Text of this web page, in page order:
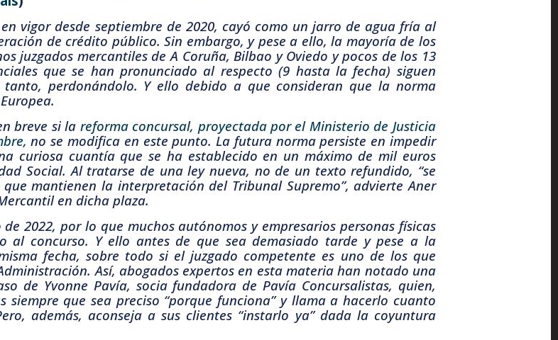
vigor desde septiembre de 2020, cayó como un jarro de agua fría al
de crédito público. Sin embargo, y pese a ello, la mayoría de los
juzgados mercantiles de A Coruña, Bilbao y Oviedo y pocos de los 13
que se han pronunciado al respecto (9 hasta la fecha) siguen
perdonándolo. Y ello debido a que consideran que la norma
breve si la reforma concursal, proyectada por el Ministerio de Justicia
no se modifica en este punto. La futura norma persiste en impedir
curiosa cuantía que se ha establecido en un máximo de mil euros
Social. Al tratarse de una ley nueva, no de un texto refundido, “se
mantienen la interpretación del Tribunal Supremo”, advierte Aner
en dicha plaza.
2022, por lo que muchos autónomos y empresarios personas físicas
al concurso. Y ello antes de que sea demasiado tarde y pese a la
fecha, sobre todo si el juzgado competente es uno de los que
Así, abogados expertos en esta materia han notado una
de Yvonne Pavía, socia fundadora de Pavía Concursalistas, quien,
siempre que sea preciso “porque funciona” y llama a hacerlo cuanto
además, aconseja a sus clientes “instarlo ya” dada la coyuntura